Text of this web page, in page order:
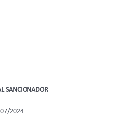
SANCIONADOR
2024